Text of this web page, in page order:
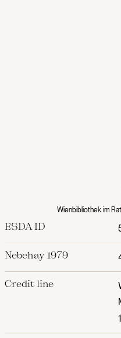
Wienbibliothek im
ESDA ID
Nebehay 1979
Credit line